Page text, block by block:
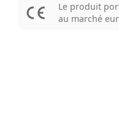
Le produit
au marché